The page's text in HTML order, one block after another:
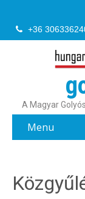
+36
A Magyar
Menu